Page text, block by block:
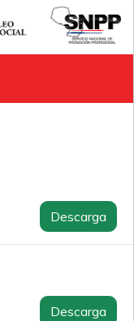
Descarga
Descarga